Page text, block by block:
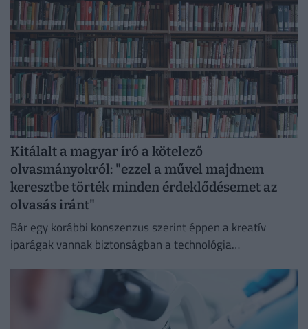
Kitálalt a magyar író a kötelező
olvasmányokról: "ezzel a művel majdnem
keresztbe törték minden érdeklődésemet az
olvasás iránt"
Bár egy korábbi konszenzus szerint éppen a kreatív
iparágak vannak biztonságban a technológia
könyvpiacon megdőlni látszik.